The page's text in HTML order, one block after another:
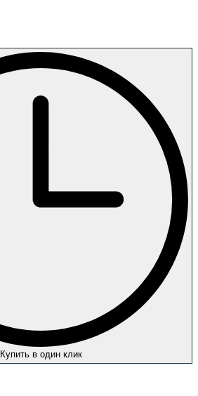
Купить в один клик